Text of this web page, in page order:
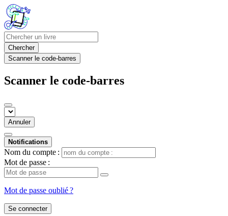
Chercher
Scanner le code-barres
Scanner le code-barres
Annuler
Notifications
Nom du compte :
Mot de passe :
Mot de passe oublié ?
Se connecter